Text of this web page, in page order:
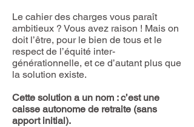
Le cahier des charges vous paraît
ambitieux ? Vous avez raison ! Mais on
doit l’être, pour le bien de tous et le
respect de l’équité inter-
générationnelle, et ce d’autant plus que
la solution existe.
Cette solution a un nom : c’est une
caisse autonome de retraite (sans
apport initial).